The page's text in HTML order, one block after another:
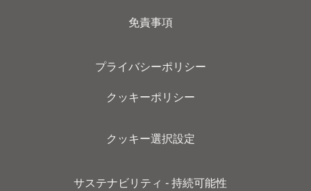
免責事項
プライバシーポリシー
クッキーポリシー
クッキー選択設定
サステナビリティ - 持続可能性